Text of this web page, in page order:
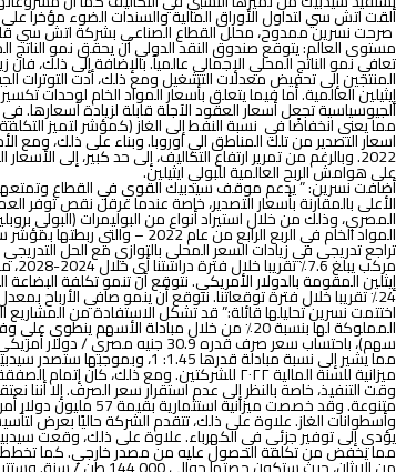
ألقت اتش سي لتداول الأوراق المالية والسندات الضوء مؤخرا
صرحت نسرين ممدوح، محلل القطاع الصناعي بشركة اتش سي
مستوى العالم:
تعافي نمو الناتج المحلي الإجمالي عالمياً. بالإضافة إلى ذلك،
المنتجين إلى تحفيض معدلات التشغيل ومع ذلك، أدت التوترات
إيثيلين العالمية. أما فيما يتعلق بأسعار المواد الخام لوحدات
الجيوسياسية تجعل أسعار العقود الآجلة قابلة لزيادة أسعارها.
مما يعني انخفاضًا في نسبة النفط إلى الغاز (كمؤشر لتميز التكلفة
2022. وبالرغم من تمرير ارتفاع التكاليف، إلى حد كبير، إلى
على هوامش الربح العالمية للبولي ايثيلين.
أضافت نسرين: ”يدعم موقف سيدبيك القوي في القطاع وتمتعها
الأعلى بالمقارنة بأسعار التصدير، خاصة عندما عرقل نقص توفر
المواد الخام في الربع
تراجع تدريجي في زيادات السعر المحلي بالتوازي مع الحل
24٪ تقريبا خلال فترة توقعاتنا. نتوقع أن ينمو صافي الأرباح بمعدل نمو سنوي مركب يبلغ 10.7٪ تقريبا خلال فترة توقعاتنا.”
اختتمت نسرين تحليلها قائلة:” قد تشكل الاستفادة من المشاريع
يؤدي إلى توفير جزئي في الكهرباء. علاوة على ذلك، وقعت